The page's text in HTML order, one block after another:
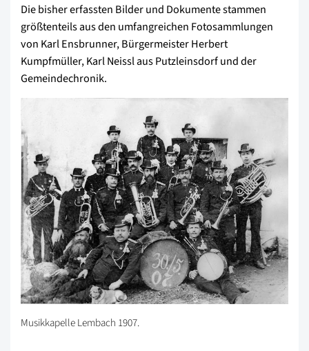
Die bisher erfassten Bilder und Dokumente stammen
größtenteils aus den umfangreichen Fotosammlungen
von Karl Ensbrunner, Bürgermeister Herbert
Kumpfmüller, Karl Neissl aus Putzleinsdorf und der
Gemeindechronik.
Musikkapelle Lembach 1907.